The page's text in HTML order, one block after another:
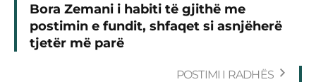
Bora Zemani i habiti të gjithë me
postimin e fundit, shfaqet si asnjëherë
tjetër më parë
POSTIMI I RADHËS